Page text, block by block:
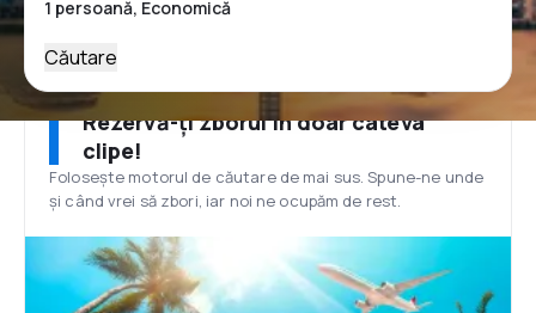
Căutare
Rezervă-ți zborul în doar câteva
clipe!
Folosește motorul de căutare de mai sus. Spune-ne unde
și când vrei să zbori, iar noi ne ocupăm de rest.